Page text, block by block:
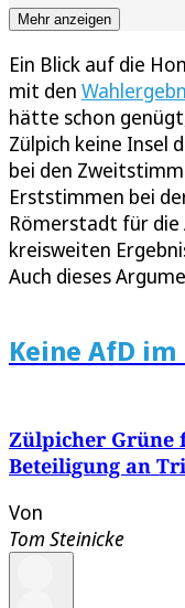
Mehr anzeigen
Ein Blick auf die
mit den
hätte schon
Zülpich keine Insel
bei den
Erststimmen bei
Römerstadt für die
kreisweiten
Auch dieses
Keine AfD im
Zülpicher Grüne
Beteiligung an
Von
Tom Steinicke